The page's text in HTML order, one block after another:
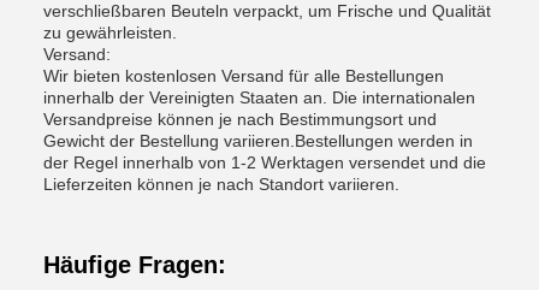
verschließbaren Beuteln verpackt, um Frische und Qualität
zu gewährleisten.
Versand:
Wir bieten kostenlosen Versand für alle Bestellungen
innerhalb der Vereinigten Staaten an. Die internationalen
Versandpreise können je nach Bestimmungsort und
Gewicht der Bestellung variieren.Bestellungen werden in
der Regel innerhalb von 1-2 Werktagen versendet und die
Lieferzeiten können je nach Standort variieren.
Häufige Fragen: